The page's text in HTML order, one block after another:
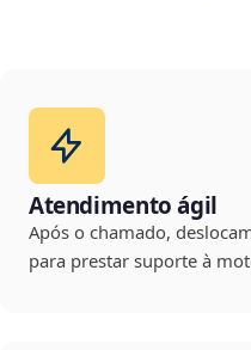
Atendimento ágil
Após o chamado,
para prestar suporte à